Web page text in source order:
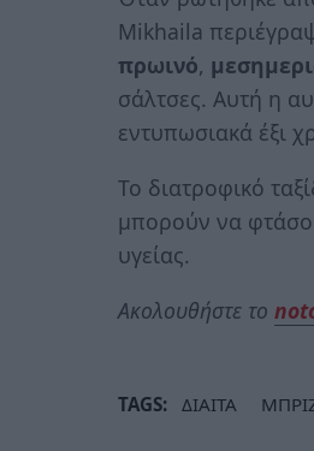
Mikhaila
πρωινό,
σάλτσες. Αυτή η
εντυπωσιακά έξι
Το διατροφικό
μπορούν να
υγείας.
Ακολουθήστε το
TAGS: ΔΙΑΙΤΑ